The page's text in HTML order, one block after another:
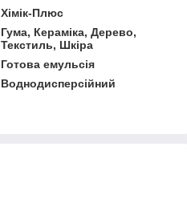
Хімік-Плюс
Гума, Кераміка, Дерево,
Текстиль, Шкіра
Готова емульсія
Воднодисперсійний